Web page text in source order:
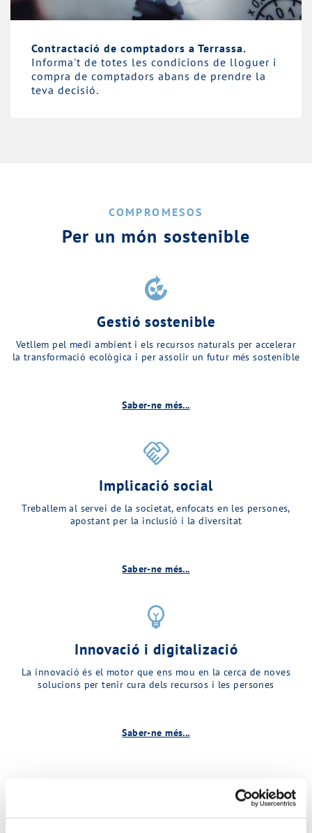
Contractació de comptadors a Terrassa.
Informa't de totes les condicions de lloguer i
compra de comptadors abans de prendre la
teva decisió.
COMPROMESOS
Per un món sostenible
compost
Gestió sostenible
Vetllem pel medi ambient i els recursos naturals per accelerar
la transformació ecològica i per assolir un futur més sostenible
Saber-ne més...
handshake
Implicació social
Treballem al servei de la societat, enfocats en les persones,
apostant per la inclusió i la diversitat
Saber-ne més...
emoji_objects
Innovació i digitalizació
La innovació és el motor que ens mou en la cerca de noves
solucions per tenir cura dels recursos i les persones
Saber-ne més...
Descobreix més sobre MINA…